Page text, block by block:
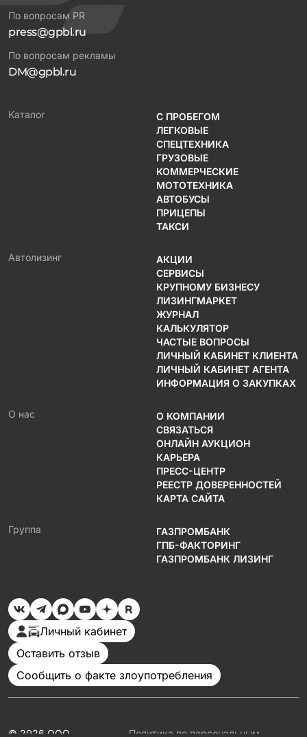
По вопросам PR
press@gpbl.ru
По вопросам рекламы
DM@gpbl.ru
Каталог
С ПРОБЕГОМ
ЛЕГКОВЫЕ
СПЕЦТЕХНИКА
ГРУЗОВЫЕ
КОММЕРЧЕСКИЕ
МОТОТЕХНИКА
АВТОБУСЫ
ПРИЦЕПЫ
ТАКСИ
Автолизинг
АКЦИИ
СЕРВИСЫ
КРУПНОМУ БИЗНЕСУ
ЛИЗИНГМАРКЕТ
ЖУРНАЛ
КАЛЬКУЛЯТОР
ЧАСТЫЕ ВОПРОСЫ
ЛИЧНЫЙ КАБИНЕТ КЛИЕНТА
ЛИЧНЫЙ КАБИНЕТ АГЕНТА
ИНФОРМАЦИЯ О ЗАКУПКАХ
О нас
О КОМПАНИИ
СВЯЗАТЬСЯ
ОНЛАЙН АУКЦИОН
КАРЬЕРА
ПРЕСС-ЦЕНТР
РЕЕСТР ДОВЕРЕННОСТЕЙ
КАРТА САЙТА
Группа
ГАЗПРОМБАНК
ГПБ-ФАКТОРИНГ
ГАЗПРОМБАНК ЛИЗИНГ
Личный кабинет
Оставить отзыв
Сообщить о факте злоупотребления
© 2026 ООО Политика по персональным